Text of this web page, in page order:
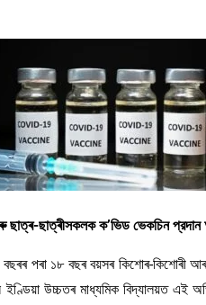
ছাত্ৰীসকলক ক’ভিড ভেকচিন
পৰা ১৮ বছৰ বয়সৰ কিশোৰ-কিশোৰী
ইণ্ডিয়া উচ্চতৰ মাধ্যমিক বিদ্যালয়ত এই